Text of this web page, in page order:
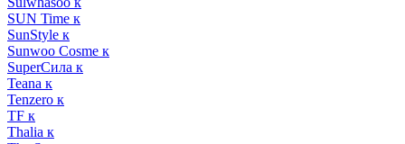
SUN Time к
SunStyle к
Sunwoo Cosme к
SuperСила к
Teana к
Tenzero к
TF к
Thalia к